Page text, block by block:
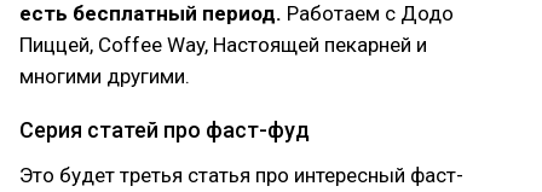
есть бесплатный период. Работаем с Додо
Пиццей, Coffee Way, Настоящей пекарней и
многими другими.
Серия статей про фаст-фуд
Это будет третья статья про интересный фаст-